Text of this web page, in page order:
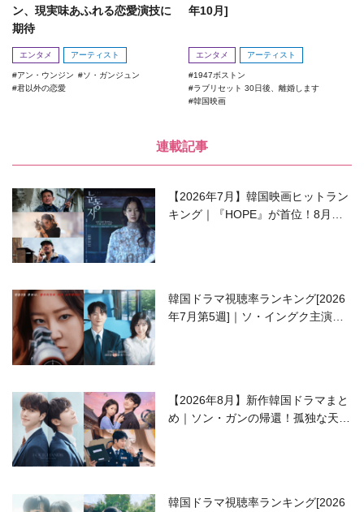
ン、現実味あふれる恋愛演技に
期待
エンタメ アーティスト
アン・ウンジン
ソ・ガンジュン
君以外の恋愛
年10月]
エンタメ アーティスト
1947ボストン
ラブリセット 30日後、離婚します
韓国映画
連載記事
【2026年7月】韓国映画ヒットラン
キング｜『HOPE』が首位！8月公
韓国ドラマ視聴率ランキング[2026
年7月第5週]｜ソ・イングク主演の
【2026年8月】新作韓国ドラマまと
め｜ソン・ガンの帰還！孤独な天才
韓国ドラマ視聴率ランキング[2026